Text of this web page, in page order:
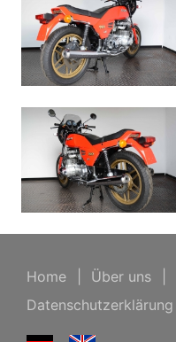
Home Über uns
Datenschutzerklärung